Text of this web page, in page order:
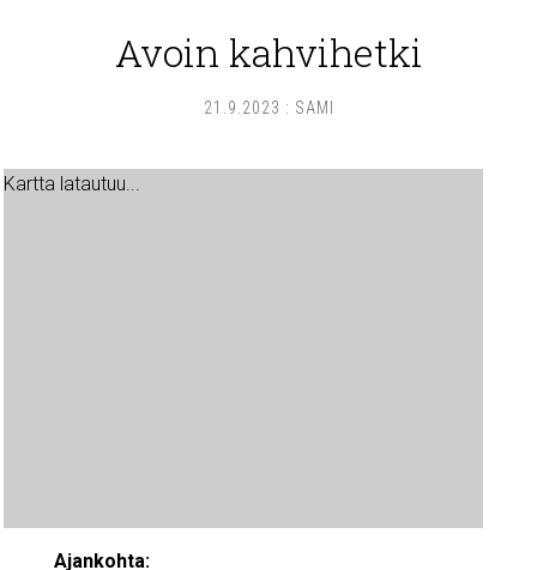
Avoin kahvihetki
21.9.2023 : SAMI
Kartta latautuu...
Ajankohta: